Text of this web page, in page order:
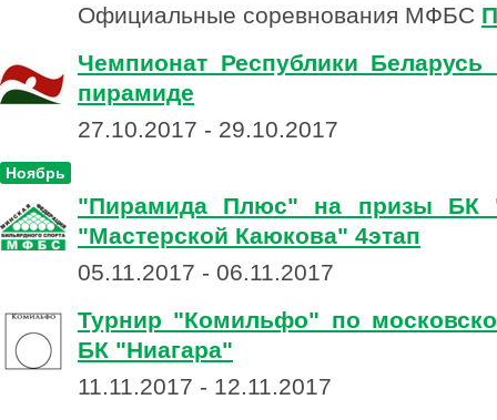
Официальные соревнования МФБС
Чемпионат Республики
пирамиде
27.10.2017 - 29.10.2017
Ноябрь
"Пирамида Плюс" на призы БК
"Мастерской Каюкова" 4этап
05.11.2017 - 06.11.2017
Турнир "Комильфо" по
БК "Ниагара"
11.11.2017 - 12.11.2017